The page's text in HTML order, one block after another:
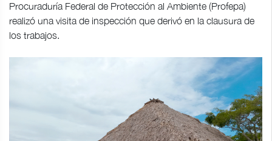
Procuraduría Federal de Protección al Ambiente (Profepa)
realizó una visita de inspección que derivó en la clausura de
los trabajos.